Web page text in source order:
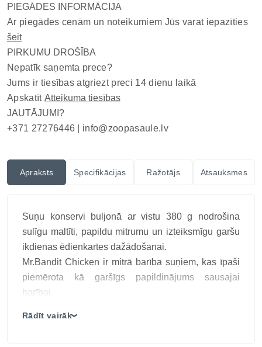
PIEGĀDES INFORMĀCIJA
Ar piegādes cenām un noteikumiem Jūs varat iepazīties
šeit
PIRKUMU DROŠĪBA
Nepatīk saņemta prece?
Jums ir tiesības atgriezt preci 14 dienu laikā
Apskatīt Atteikuma tiesības
JAUTĀJUMI?
+371 27276446 | info@zoopasaule.lv
Apraksts Specifikācijas Ražotājs Atsauksmes
Suņu konservi buljonā ar vistu 380 g nodrošina
sulīgu maltīti, papildu mitrumu un izteiksmīgu garšu
ikdienas ēdienkartes dažādošanai.
Mr.Bandit Chicken ir mitrā barība suņiem, kas īpaši
piemērota kā garšīgs papildinājums sausajai
barībai.
Rādīt vairāk❯